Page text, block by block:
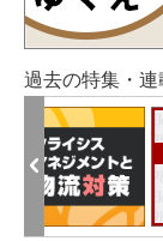
過去の特集・連